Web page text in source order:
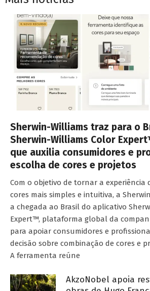
Sherwin-Williams traz para o
Sherwin-Williams Color
que auxilia consumidores e
escolha de cores e projetos
Com o objetivo de tornar a experiência
cores mais simples e intuitiva, a
a chegada ao Brasil do aplicativo
Expert™, plataforma global da
para apoiar consumidores e
decisão sobre combinação de cores e
A ferramenta reúne
AkzoNobel apoia